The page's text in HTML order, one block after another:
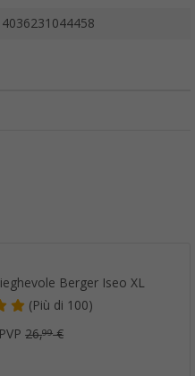
4036231044458
Berger Iseo XL
(Più di 100)
PVP26,99€